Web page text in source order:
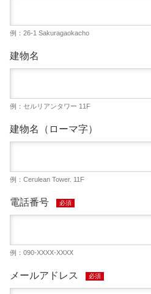
例：26-1 Sakuragaokacho
建物名
例：セルリアンタワー 11F
建物名（ローマ字）
例：Cerulean Tower. 11F
電話番号 必須
例：090-XXXX-XXXX
メールアドレス 必須